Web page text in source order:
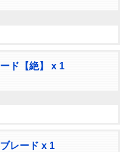
ド【絶】 x 1
レード x 1